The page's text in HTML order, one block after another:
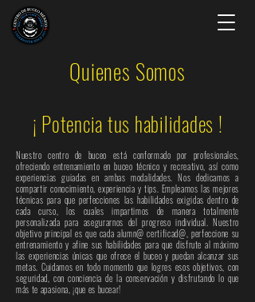
Quienes Somos
¡ Potencia tus habilidades !
Nuestro centro de buceo está conformado por profesionales,
ofreciendo entrenamiento en buceo técnico y recreativo, así como
experiencias guiadas en ambas modalidades.Nos dedicamos a
compartir conocimiento, experiencia y tips. Empleamos las mejores
técnicas para que perfecciones las habilidades exigidas dentro de
cada curso, los cuales impartimos de manera totalmente
personalizada para asegurarnos del progreso individual.Nuestro
objetivo principal es que cada alumn@ certificad@, perfeccione su
entrenamiento y afine sus habilidades para que disfrute al máximo
las experiencias únicas que ofrece el buceo y puedan alcanzar sus
metas. Cuidamos en todo momento que logres esos objetivos, con
seguridad, con conciencia de la conservación y disfrutando lo que
más te apasiona, ¡que es bucear!